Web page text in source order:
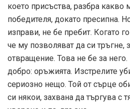
което присъства, разбра
победителя, докато пресипна.
изправи, не бе пребит. Когато
че му позволяват да си тръгне,
отвращение. Това не бе за
добро: оръжията. Изстрелите
сериозно нещо. Той от сърце
си някои, захвана да търгува с